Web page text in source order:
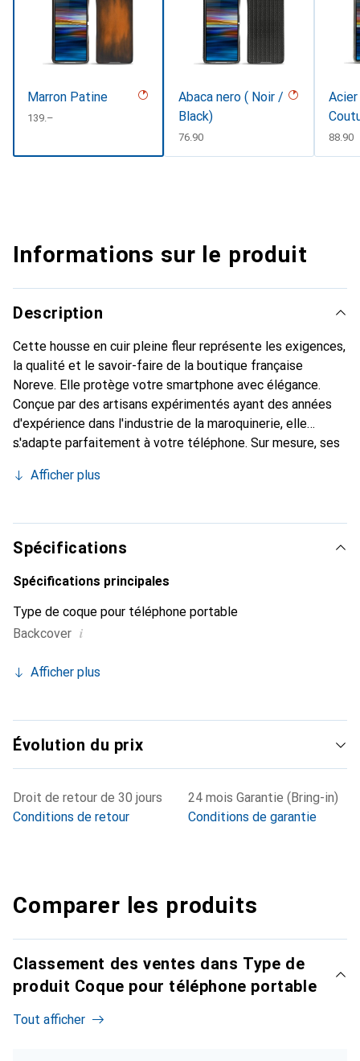
Marron Patine
CHF
139.–
Abaca nero ( Noir /
Black)
CHF
76.90 CHF
88.90
Informations sur le produit
Description
Cette housse en cuir pleine fleur représente les exigences,
la qualité et le savoir-faire de la boutique française
Noreve. Elle protège votre smartphone avec élégance.
Conçue par des artisans expérimentés ayant des années
d'expérience dans l'industrie de la maroquinerie, elle
s'adapte parfaitement à votre téléphone. Sur mesure, ses
peau. Elle devient l'accessoire chic et indispensable pour
ses produits de haute qualité, la marque Noreve est un
choix fiable pour une clientèle exigeante.
Afficher plus
Spécifications
Spécifications principales
Type de coque pour téléphone portable
Backcover i
Afficher plus
Évolution du prix
Droit de retour de 30 jours
Conditions de retour
24 mois Garantie (Bring-in)
Conditions de garantie
Comparer les produits
Classement des ventes dans Type de
produit Coque pour téléphone portable
Tout afficher